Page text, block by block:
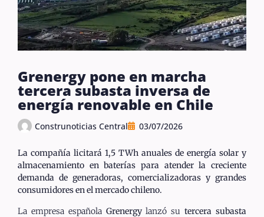
Grenergy pone en marcha
tercera subasta inversa de
energía renovable en Chile
Construnoticias Central 03/07/2026
La compañía licitará 1,5 TWh anuales de energía solar y
almacenamiento en baterías para atender la creciente
demanda de generadoras, comercializadoras y grandes
consumidores en el mercado chileno.
La empresa española Grenergylanzó sutercera subasta